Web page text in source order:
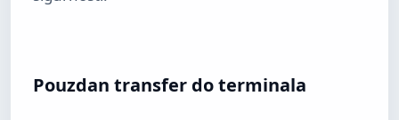
Pouzdan transfer do terminala